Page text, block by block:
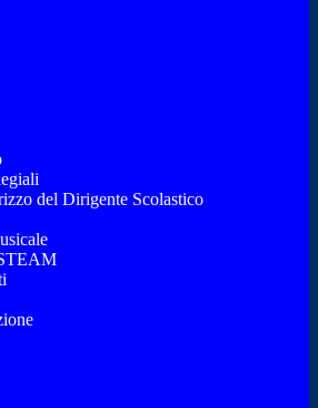
del Dirigente Scolastico